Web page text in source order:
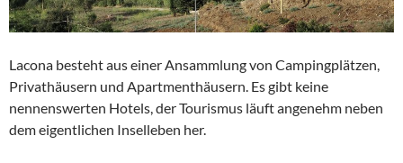
Lacona besteht aus einer Ansammlung von Campingplätzen,
Privathäusern und Apartmenthäusern. Es gibt keine
nennenswerten Hotels, der Tourismus läuft angenehm neben
dem eigentlichen Inselleben her.